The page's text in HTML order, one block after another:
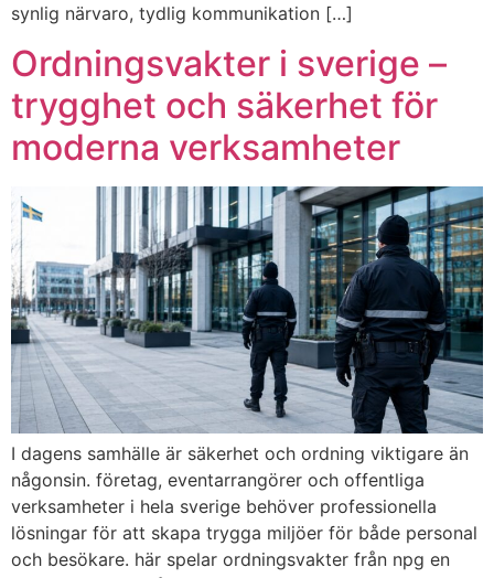
synlig närvaro, tydlig kommunikation […]
ordningsvakter i sverige –
trygghet och säkerhet för
moderna verksamheter
i dagens samhälle är säkerhet och ordning viktigare än
någonsin. företag, eventarrangörer och offentliga
verksamheter i hela sverige behöver professionella
lösningar för att skapa trygga miljöer för både personal
och besökare. här spelar ordningsvakter från npg en